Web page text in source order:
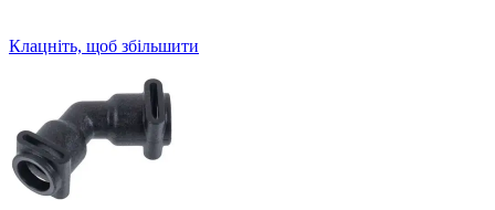
Клацніть, щоб збільшити